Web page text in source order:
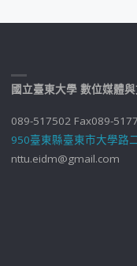
國立臺東大學 數位媒體
089-517502 Fax089-
950臺東縣臺東市大學路
nttu.eidm@gmail.com